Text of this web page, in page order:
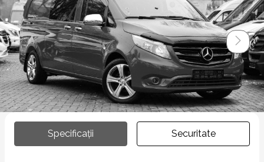
Specificații Securitate